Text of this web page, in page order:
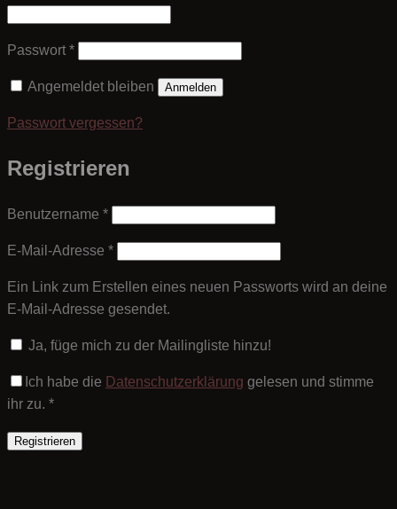
Passwort *Erforderlich
Angemeldet bleiben Anmelden
Passwort vergessen?
Registrieren
Benutzername *Erforderlich
E-Mail-Adresse *Erforderlich
Ein Link zum Erstellen eines neuen Passworts wird an deine
E-Mail-Adresse gesendet.
Ja, füge mich zu der Mailingliste hinzu!
Ich habe die Datenschutzerklärung gelesen und stimme
ihr zu. *
Registrieren